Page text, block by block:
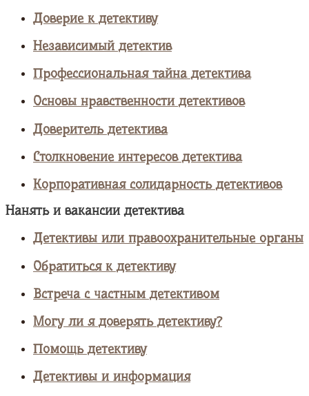
Доверие к детективу
Независимый детектив
Профессиональная тайна детектива
Основы нравственности детективов
Доверитель детектива
Столкновение интересов детектива
Корпоративная солидарность детективов
Нанять и вакансии детектива
Детективы или правоохранительные органы
Обратиться к детективу
Встреча с частным детективом
Могу ли я доверять детективу?
Помощь детективу
Детективы и информация